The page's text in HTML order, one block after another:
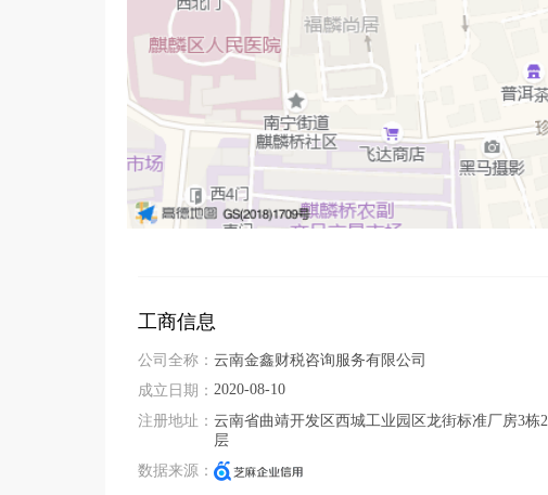
工商信息
公司全称： 云南金鑫财税咨询服务有限公司
成立日期： 2020-08-10
注册地址： 云南省曲靖开发区西城工业园区龙街标准厂房3栋2
层
数据来源：